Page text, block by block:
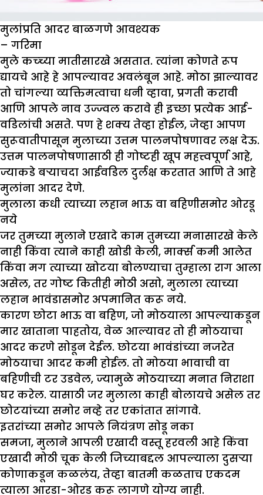
मुलांप्रति आदर बाळगणे आवश्यक
– गरिमा
मुले कच्च्या मातीसारखे असतात. त्यांना कोणते रूप
द्यायचे आहे हे आपल्यावर अवलंबून आहे. मोठा झाल्यावर
तो चांगल्या व्यक्तिमत्वाचा धनी व्हावा, प्रगती करावी
आणि आपले नाव उज्ज्वल करावे ही इच्छा प्रत्येक आई-
वडिलांची असते. पण हे शक्य तेव्हा होईल, जेव्हा आपण
सुरूवातीपासून मुलाच्या उत्तम पालनपोषणावर लक्ष देऊ.
उत्तम पालनपोषणासाठी ही गोष्टही खूप महत्त्वपूर्ण आहे,
ज्याकडे बऱ्याचदा आईवडिल दुर्लक्ष करतात आणि ते आहे
मुलांना आदर देणे.
मुलाला कधी त्याच्या लहान भाऊ वा बहिणीसमोर ओरडू
नये
जर तुमच्या मुलाने एखादे काम तुमच्या मनासारखे केले
नाही किंवा त्याने काही खोडी केली, मार्क्स कमी आलेत
किंवा मग त्याच्या खोटया बोलण्याचा तुम्हाला राग आला
असेल, तर गोष्ट कितीही मोठी असो, मुलाला त्याच्या
लहान भावंडासमोर अपमानित करू नये.
कारण छोटा भाऊ वा बहिण, जो मोठयाला आपल्याकडून
मार खाताना पाहतोय, वेळ आल्यावर तो ही मोठयाचा
आदर करणे सोडून देईल. छोटया भावंडांच्या नजरेत
मोठयाचा आदर कमी होईल. तो मोठया भावाची वा
बहिणीची टर उडवेल, ज्यामुळे मोठयाच्या मनात निराशा
घर करेल. यासाठी जर मुलाला काही बोलायचे असेल तर
छोटयांच्या समोर नव्हे तर एकांतात सांगावे.
इतरांच्या समोर आपले नियंत्रण सोडू नका
समजा, मुलाने आपली एखादी वस्तू हरवली आहे किंवा
एखादी मोठी चूक केली जिच्याबद्दल आपल्याला दुसऱ्या
कोणाकडून कळलंय, तेव्हा बातमी कळताच एकदम
त्याला आरडा-ओरड करू लागणे योग्य नाही.